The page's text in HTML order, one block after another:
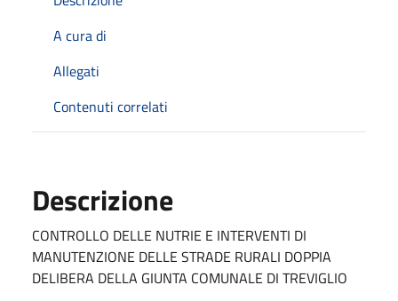
A cura di
Allegati
Contenuti correlati
Descrizione
CONTROLLO DELLE NUTRIE E INTERVENTI DI
MANUTENZIONE DELLE STRADE RURALI DOPPIA
DELIBERA DELLA GIUNTA COMUNALE DI TREVIGLIO